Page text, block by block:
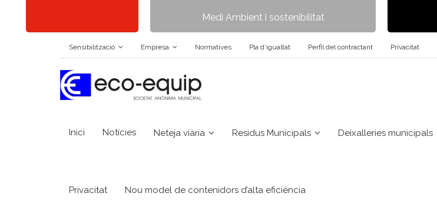
Medi Ambient i sostenibilitat
Sensibilització Empresa Normatives Pla d’igualtat Perfil del contractant Privacitat
Inici Notícies Neteja viària Residus Municipals Deixalleries municipals
Privacitat Nou model de contenidors d’alta eficiència